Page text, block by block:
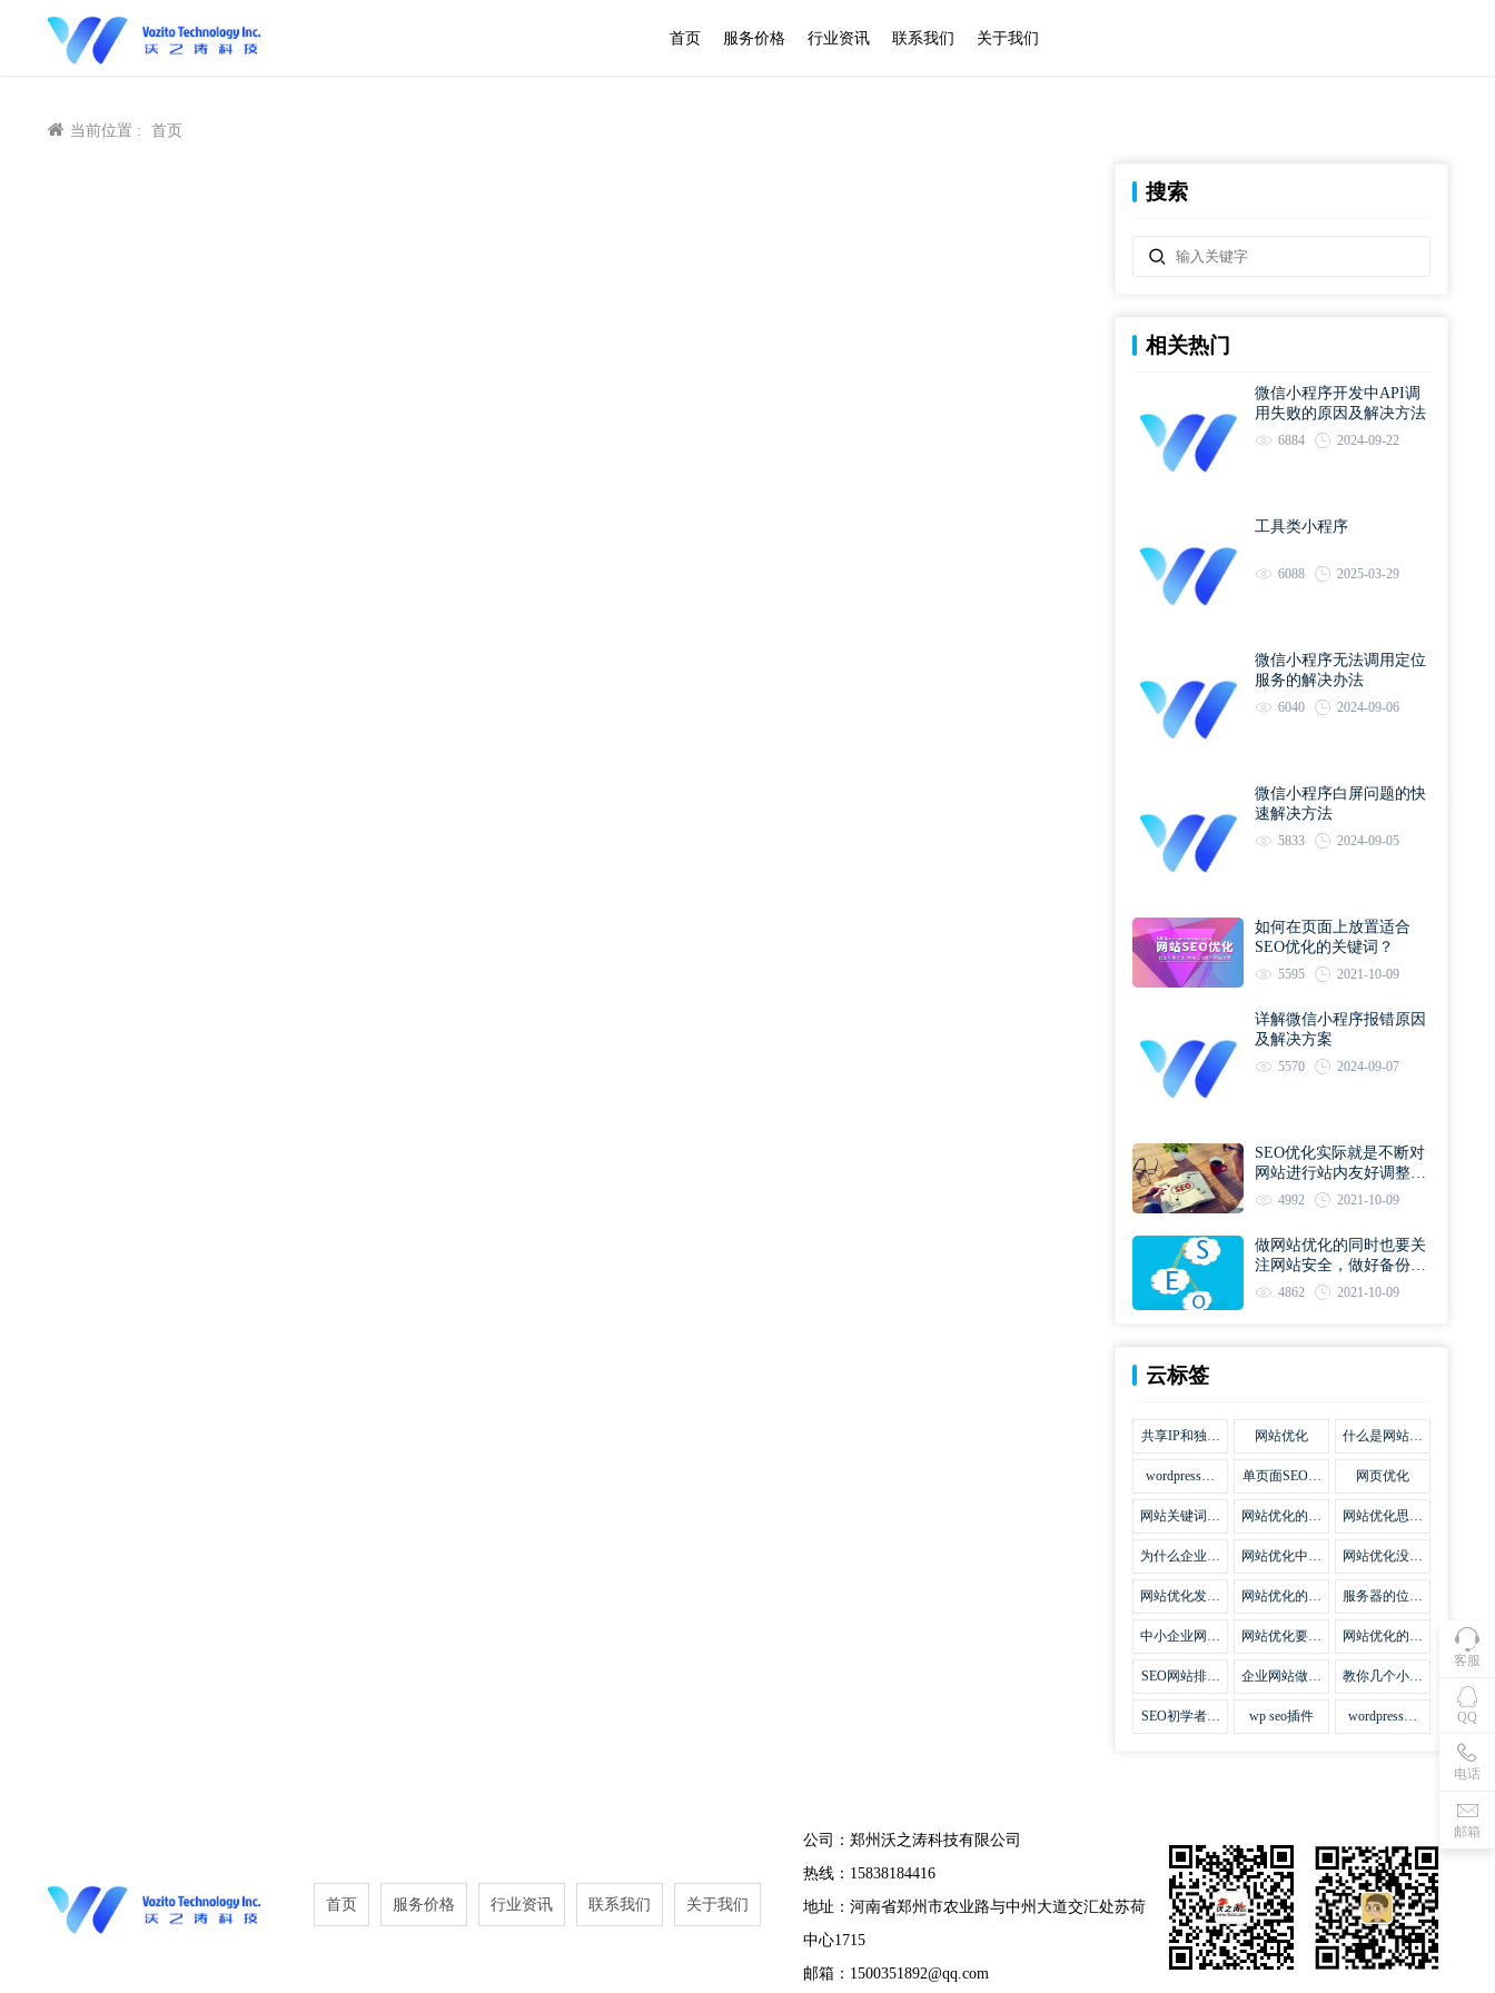
首页 服务价格 行业资讯 联系我们 关于我们
当前位置 : 首页
搜索
相关热门
微信小程序开发中API调
用失败的原因及解决方法
6884 2024-09-22
工具类小程序
6088 2025-03-29
微信小程序无法调用定位
服务的解决办法
6040 2024-09-06
微信小程序白屏问题的快
速解决方法
5833 2024-09-05
如何在页面上放置适合
SEO优化的关键词？
5595 2021-10-09
详解微信小程序报错原因
及解决方案
5570 2024-09-07
SEO优化实际就是不断对
网站进行站内友好调整直
到符合优化规则
4992 2021-10-09
做网站优化的同时也要关
注网站安全，做好备份工
作 4862 2021-10-09
云标签
共享IP和独立
网站优化
什么是网站优
wordpress网
集插件
单页面SEO网
网页优化
网站关键词优
么
网站优化的误
网站优化思路
要
为什么企业网
网站SEO优
网站优化中关
干问题
网站优化没有
味道
网站优化发挥
网站优化的费
服务器的位置
影响
中小企业网站
法
网站优化要不
网站优化的逆
SEO网站排名
法宝
企业网站做好
势
教你几个小技
页优化
SEO初学者，
wp seo插件
wordpress插
客服
QQ
电话
邮箱
首页 服务价格 行业资讯 联系我们 关于我们
公司：郑州沃之涛科技有限公司
热线：15838184416
地址：河南省郑州市农业路与中州大道交汇处苏荷
中心1715
邮箱：1500351892@qq.com